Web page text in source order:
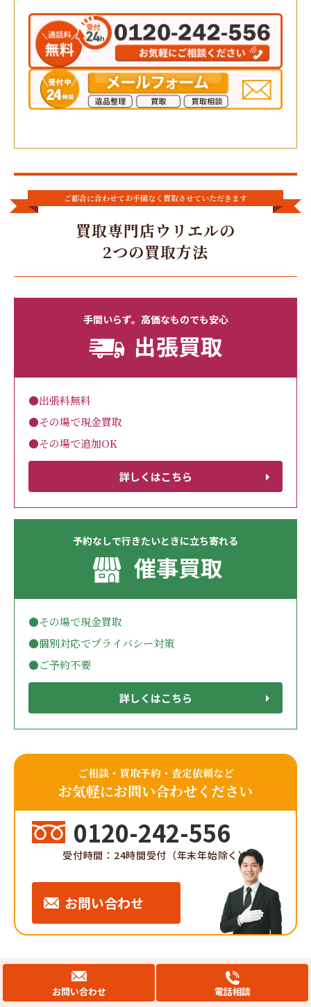
ご都合に合わせてお手間なく買取させていただきます
買取専門店ウリエルの
2つの買取方法
手間いらず。高価なものでも安心
出張買取
●出張料無料
●その場で現金買取
●その場で追加OK
詳しくはこちら
予約なしで行きたいときに立ち寄れる
催事買取
●その場で現金買取
●個別対応でプライバシー対策
●ご予約不要
詳しくはこちら
ご相談・買取予約・査定依頼など
お気軽にお問い合わせください
0120-242-556
受付時間：24時間受付（年末年始除く）
お問い合わせ
会社概要 サイト利用規約
お問い合わせ 電話相談